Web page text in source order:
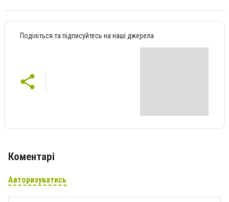
Поділіться та підписуйтесь на наші джерела
Коментарі
Авторизуватись